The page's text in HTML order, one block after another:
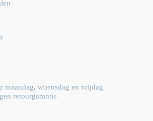
maandag, woensdag en vrijdag
retourgarantie